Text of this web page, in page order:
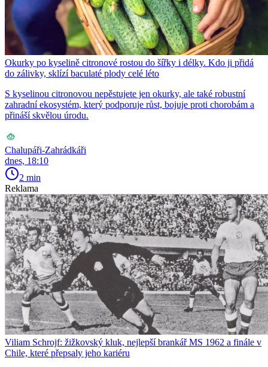
Okurky po kyselině citronové rostou do šířky i délky. Kdo ji přidá
do zálivky, sklízí baculaté plody celé léto
S kyselinou citronovou nepěstujete jen okurky, ale také robustní
zahradní ekosystém, který podporuje růst, bojuje proti chorobám a
přináší skvělou úrodu.
Chalupáři-Zahrádkáři
dnes, 18:10
2 min
Reklama
Viliam Schrojf: žižkovský kluk, nejlepší brankář MS 1962 a finále v
Chile, které přepsaly jeho kariéru